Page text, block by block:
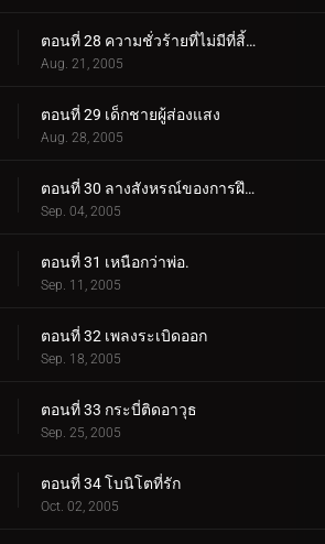
ตอนที่ 28 ความชั่วร้ายที่ไม่มีที่สิ้นสุด
Aug. 21, 2005
ตอนที่ 29 เด็กชายผู้ส่องแสง
Aug. 28, 2005
ตอนที่ 30 ลางสังหรณ์ของการฝึกอบรม
Sep. 04, 2005
ตอนที่ 31 เหนือกว่าพ่อ.
Sep. 11, 2005
ตอนที่ 32 เพลงระเบิดออก
Sep. 18, 2005
ตอนที่ 33 กระบี่ติดอาวุธ
Sep. 25, 2005
ตอนที่ 34 โบนิโตที่รัก
Oct. 02, 2005